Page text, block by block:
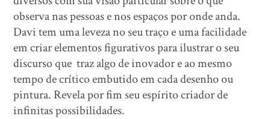
observa nas pessoas e nos espaços por onde anda.
Davi tem uma leveza no seu traço e uma facilidade
em criar elementos figurativos para ilustrar o seu
discurso que traz algo de inovador e ao mesmo
tempo de crítico embutido em cada desenho ou
pintura. Revela por fim seu espírito criador de
infinitas possibilidades.